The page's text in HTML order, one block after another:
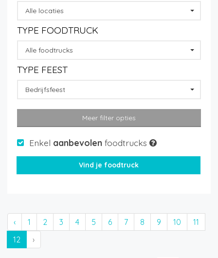
Alle locaties
TYPE FOODTRUCK
Alle foodtrucks
TYPE FEEST
Bedrijfsfeest
Meer filter opties
Enkel aanbevolen foodtrucks
‹ 1 2 3 4 5 6 7 8 9 10
11
12
›